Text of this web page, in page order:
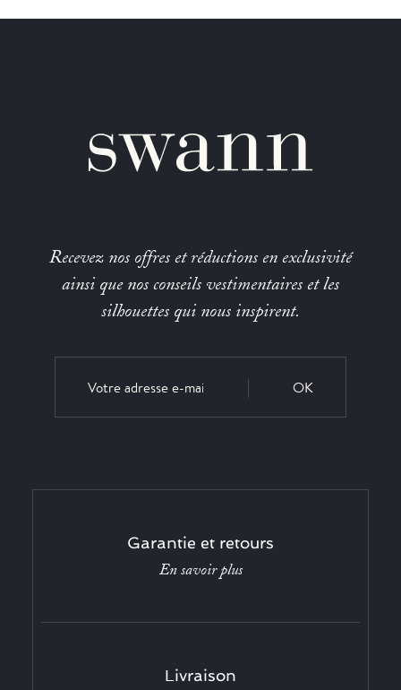
Recevez nos offres et réductions en exclusivité
ainsi que nos conseils vestimentaires et les
silhouettes qui nous inspirent.
OK
Garantie et retours
En savoir plus
Livraison